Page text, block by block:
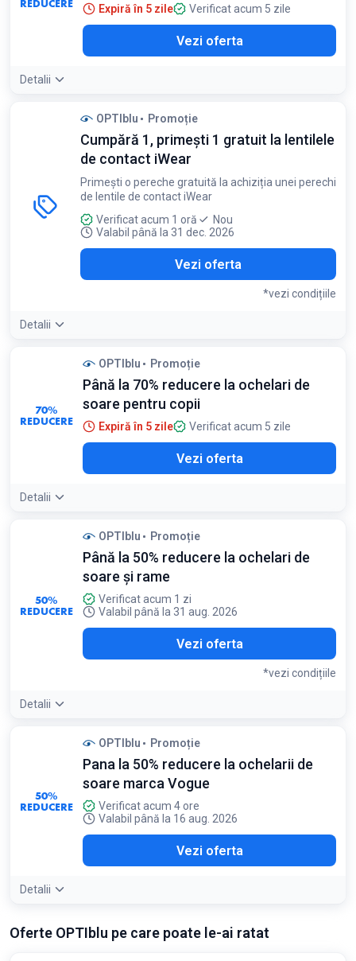
REDUCERE Expiră în 5 zile Verificat acum 5 zile
Vezi oferta
Detalii
OPTIblu Promoție
Cumpără 1, primești 1 gratuit la lentilele
de contact iWear
Primești o pereche gratuită la achiziția unei perechi
de lentile de contact iWear
Verificat acum 1 oră
Nou
Valabil până la 31 dec. 2026
Vezi oferta
*vezi condițiile
Detalii
Oferta este valabilă pentru lentilele de contact iWear, online
și în magazine
70%
REDUCERE
OPTIblu Promoție
Până la 70% reducere la ochelari de
soare pentru copii
Expiră în 5 zile Verificat acum 5 zile
Vezi oferta
Detalii
50%
REDUCERE
OPTIblu Promoție
Până la 50% reducere la ochelari de
soare și rame
Verificat acum 1 zi
Valabil până la 31 aug. 2026
Vezi oferta
*vezi condițiile
Detalii
Detaliile ofertei: Caută modelele marcate cu discount în
campania Reducerile Iernii pentru cele mai mari economii la
branduri de top
Valabil pentru produsele selecționate în limita stocului
disponibil
50%
REDUCERE
OPTIblu Promoție
Pana la 50% reducere la ochelarii de
soare marca Vogue
Verificat acum 4 ore
Valabil până la 16 aug. 2026
Vezi oferta
Detalii
Oferte OPTIblu pe care poate le-ai ratat